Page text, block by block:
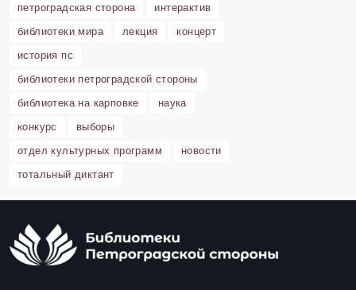
петроградская сторона
интерактив
библиотеки мира
лекция
концерт
история пс
библиотеки петроградской стороны
библиотека на карповке
наука
конкурс
выборы
отдел культурных программ
новости
тотальный диктант